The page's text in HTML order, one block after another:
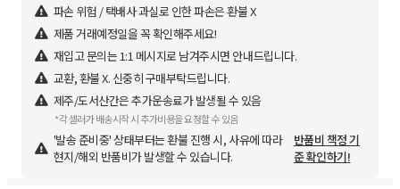
파손 위험 / 택배사 과실로 인한 파손은 환불 X
제품 거래예정일을 꼭 확인해주세요!
재입고 문의는 1:1 메시지로 남겨주시면 안내드립니다.
교환, 환불 X. 신중히 구매부탁드립니다.
제주/도서산간은 추가운송료가 발생될 수 있음
*각 셀러가 배송시작 시 추가비용을 요청할 수 있음
'발송 준비중' 상태부터는 환불 진행 시, 사유에 따라
현지/해외 반품비가 발생할 수 있습니다.
반품비 책정 기
준 확인하기!